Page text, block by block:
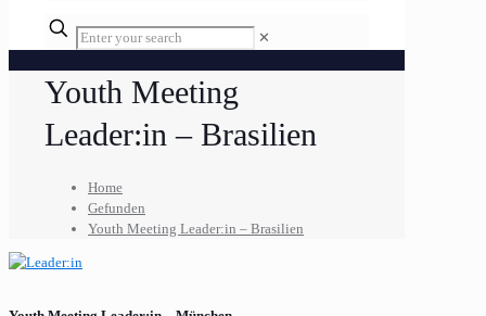
Enter
your
✕
Youth Meeting
Leader:in – Brasilien
Home
Gefunden
Youth Meeting Leader:in – Brasilien